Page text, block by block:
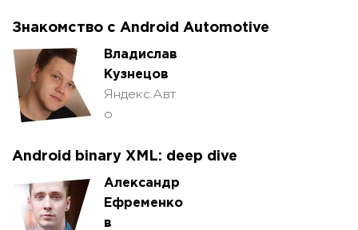
Знакомство с Android Automotive
Владислав
Кузнецов
Яндекс.Авт
о
Android binary XML: deep dive
Александр
Ефременко
в